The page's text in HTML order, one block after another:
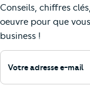
Conseils, chiffres
oeuvre pour que
business !
Votre adresse e-mail